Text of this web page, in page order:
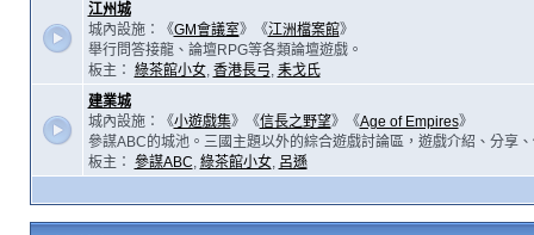
江州城
城內設施：《GM會議室》《江洲檔案館》
舉行問答接龍、論壇RPG等各類論壇遊戲。
板主： 綠茶館小女, 香港長弓, 耒戈氏
建業城
城內設施：《小遊戲集》《信長之野望》《Age of Empires》
參謀ABC的城池。三國主題以外的綜合遊戲討論區，遊戲介紹、分享
板主： 參謀ABC, 綠茶館小女, 呂遜